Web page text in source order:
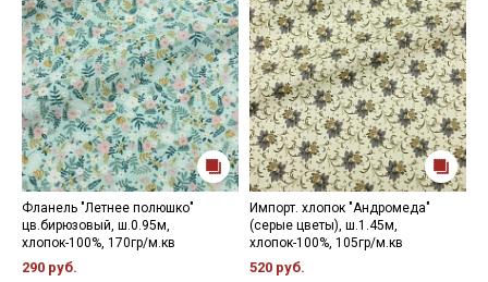
Фланель "Летнее полюшко"
цв.бирюзовый, ш.0.95м,
хлопок-100%, 170гр/м.кв
290 руб.
Импорт. хлопок "Андромеда"
(серые цветы), ш.1.45м,
хлопок-100%, 105гр/м.кв
520 руб.